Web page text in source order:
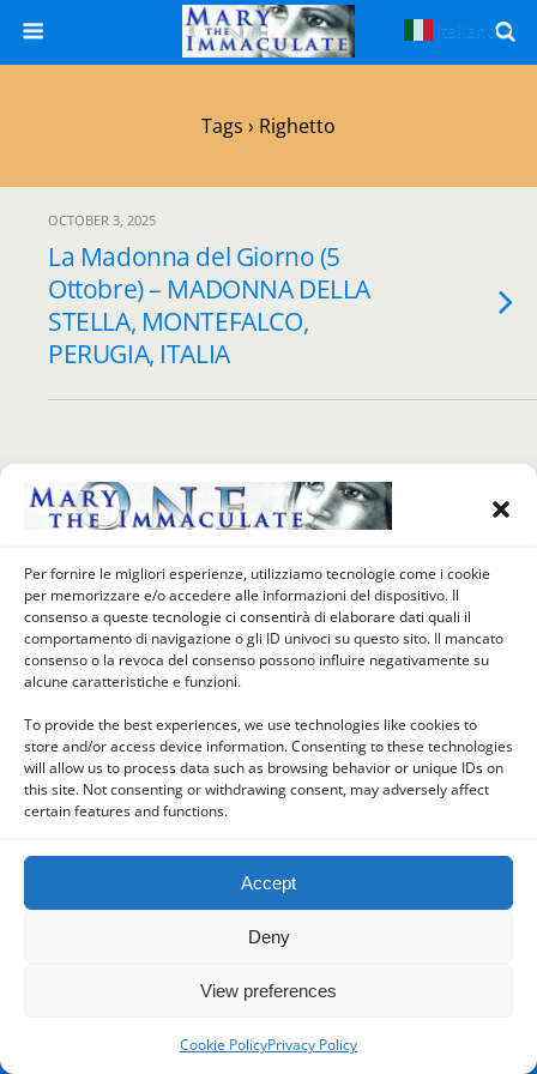
Per fornire le migliori esperienze, utilizziamo tecnologie come i cookie
per memorizzare e/o accedere alle informazioni del dispositivo. Il
consenso a queste tecnologie ci consentirà di elaborare dati quali il
comportamento di navigazione o gli ID univoci su questo sito. Il mancato
consenso o la revoca del consenso possono influire negativamente su
alcune caratteristiche e funzioni.
To provide the best experiences, we use technologies like cookies to
store and/or access device information. Consenting to these technologies
will allow us to process data such as browsing behavior or unique IDs on
this site. Not consenting or withdrawing consent, may adversely affect
certain features and functions.
Accept
Deny
View preferences
Cookie PolicyPrivacy Policy
Tags › Righetto
OCTOBER 3, 2025
La Madonna del Giorno (5
Ottobre) – MADONNA DELLA
STELLA, MONTEFALCO,
PERUGIA, ITALIA
Back to top
Mobile Desktop
Italiano ▼
Powered by
WPtouch Mobile Suite for WordPress